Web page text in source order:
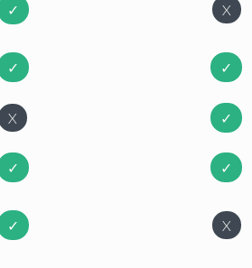
✓ X
✓ ✓
X ✓
✓ ✓
✓ X